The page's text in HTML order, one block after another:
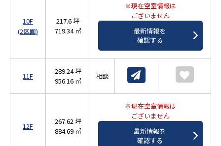
10F
(2区画)
217.6 坪
719.34 ㎡
※現在空室情報は
ございません
最新情報を
確認する
11F
289.24 坪
956.16 ㎡
相談
12F
267.62 坪
884.69 ㎡
※現在空室情報は
ございません
最新情報を
確認する